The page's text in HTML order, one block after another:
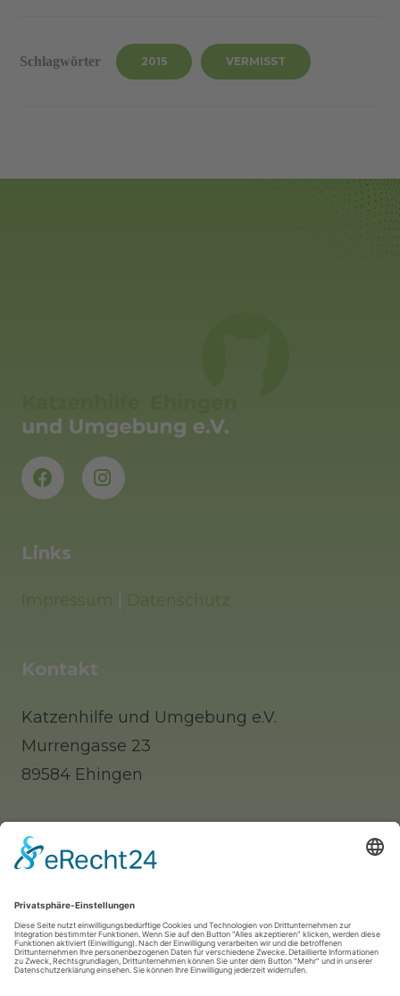
Schlagwörter 2015 VERMISST
Links
Impressum Datenschutz
Kontakt
Katzenhilfe und Umgebung e.V.
Murrengasse 23
89584 Ehingen
Tel: 0 73 91 / 77 0 88 65 (Telefonisch erst
nachmittags zu erreichen)
Whatsapp: 0177 / 9140312 (nur für Notfälle!)
Mail:info@katzenhilfe-ehingen.de